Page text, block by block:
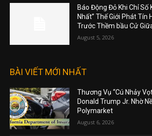
Báo Động Đỏ Khi Chỉ Số
Nhất” Thế Giới Phát Tín
Trước Thềm bầu Cử
August 5, 2026
BÀI VIẾT MỚI NHẤT
Thương Vụ “Cú Nhảy
Donald Trump Jr. Nhờ
Polymarket
August 6, 2026